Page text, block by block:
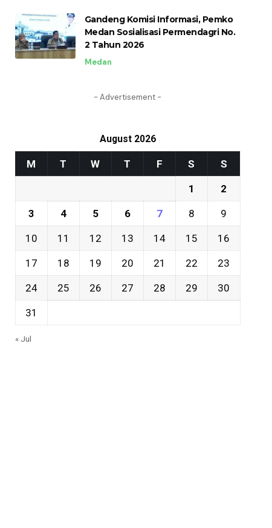
Gandeng Komisi Informasi, Pemko
Medan Sosialisasi Permendagri No.
2 Tahun 2026
Medan
- Advertisement -
August 2026
M T W T F S S
1 2
3 4 5 6 7 8 9
10 11 12 13 14 15 16
17 18 19 20 21 22 23
24 25 26 27 28 29 30
31
« Jul